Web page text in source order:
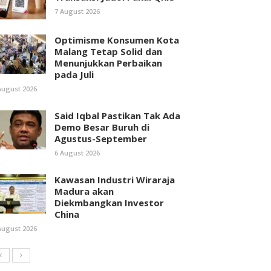
7 August 2026
Optimisme Konsumen Kota
Malang Tetap Solid dan
Menunjukkan Perbaikan
pada Juli
2026
Said Iqbal Pastikan Tak Ada
Demo Besar Buruh di
Agustus-September
6 August 2026
Kawasan Industri Wiraraja
Madura akan
Diekmbangkan Investor
China
2026